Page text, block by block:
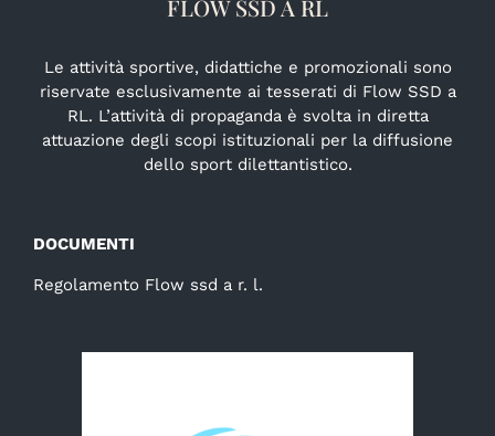
FLOW SSD A RL
Le attività sportive, didattiche e promozionali sono
riservate esclusivamente ai tesserati di Flow SSD a
RL. L’attività di propaganda è svolta in diretta
attuazione degli scopi istituzionali per la diffusione
dello sport dilettantistico.
DOCUMENTI
Regolamento Flow ssd a r. l.